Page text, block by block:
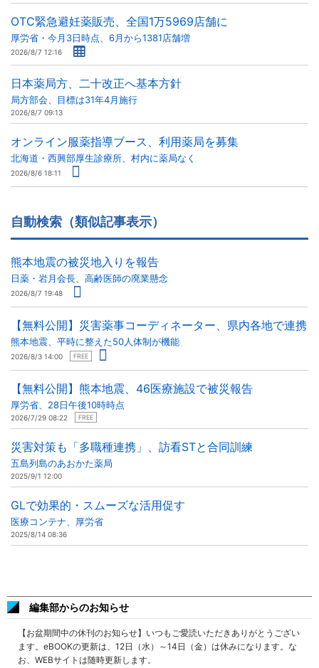
OTC緊急避妊薬販売、全国1万5969店舗に
厚労省・今月3日時点、6月から1381店舗増
2026/8/7 12:16
日本薬局方、二十改正へ基本方針
局方部会、目標は31年4月施行
2026/8/7 09:13
オンライン服薬指導ブース、利用薬局を募集
北海道・西興部厚生診療所、村内に薬局なく
2026/8/6 18:11
自動検索（類似記事表示）
熊本地震の被災地入りを報告
日薬・岩月会長、高齢医師の廃業懸念
2026/8/7 19:48
【無料公開】災害薬事コーディネーター、県内各地で連携
熊本地震、平時に整えた50人体制が機能
2026/8/3 14:00 FREE
【無料公開】熊本地震、46医療施設で被災報告
厚労省、28日午後10時時点
2026/7/29 08:22 FREE
災害対策も「多職種連携」、訪看STと合同訓練
五島列島のあおかた薬局
2025/9/1 12:00
GLで効果的・スムーズな活用促す
医療コンテナ、厚労省
2025/8/14 08:36
編集部からのお知らせ
【お盆期間中の休刊のお知らせ】いつもご愛読いただきありがとうござい
ます。eBOOKの更新は、12日（水）～14日（金）は休みになります。な
お、WEBサイトは随時更新します。